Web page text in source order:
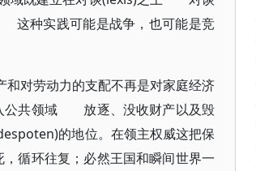
这种实践可能是战争，也可能是竞
对劳动力的支配不再是对家庭经济
公共领域 放逐、没收财产以及毁
的地位。在领主权威这把保
循环往复；必然王国和瞬间世界一